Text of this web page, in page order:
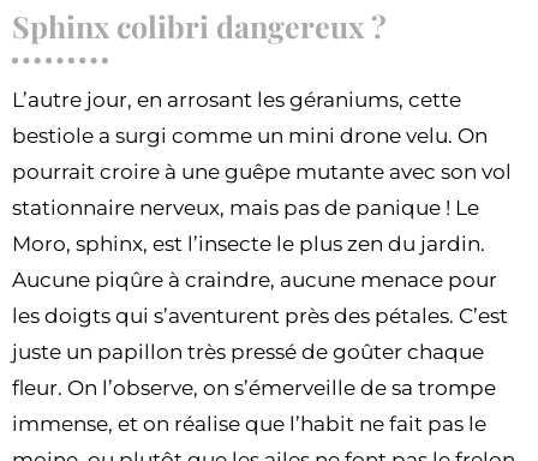
Sphinx colibri dangereux ?
L’autre jour, en arrosant les géraniums, cette
bestiole a surgi comme un mini drone velu. On
pourrait croire à une guêpe mutante avec son vol
stationnaire nerveux, mais pas de panique ! Le
Moro, sphinx, est l’insecte le plus zen du jardin.
Aucune piqûre à craindre, aucune menace pour
les doigts qui s’aventurent près des pétales. C’est
juste un papillon très pressé de goûter chaque
fleur. On l’observe, on s’émerveille de sa trompe
immense, et on réalise que l’habit ne fait pas le